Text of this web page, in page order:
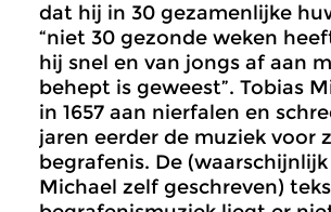
dat hij in 30 gezamenlijke
“niet 30 gezonde weken
hij snel en van jongs af aan
behept is geweest”. Tobias
in 1657 aan nierfalen en
jaren eerder de muziek voor
begrafenis. De
Michael zelf geschreven)